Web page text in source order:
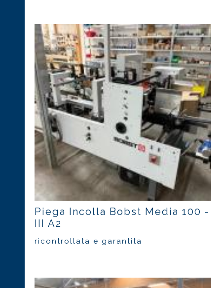
Piega Incolla Bobst Media 100 -
III A2
ricontrollata e garantita